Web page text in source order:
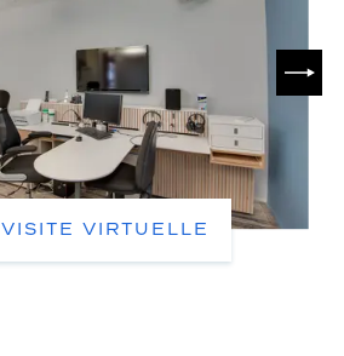
VISITE VIRTUELLE